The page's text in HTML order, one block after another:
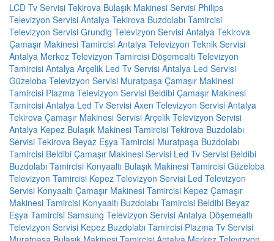
LCD Tv Servisi Tekirova Bulaşık Makinesi Servisi Philips
Televizyon Servisi Antalya Tekirova Buzdolabı Tamircisi
Televizyon Servisi Grundig Televizyon Servisi Antalya Tekirova
Çamaşır Makinesi Tamircisi Antalya Televizyon Teknik Servisi
Antalya Merkez Televizyon Tamircisi Döşemealtı Televizyon
Tamircisi Antalya Arçelik Led Tv Servisi Antalya Led Servisi
Güzeloba Televizyon Servisi Muratpaşa Çamaşır Makinesi
Tamircisi Plazma Televizyon Servisi Beldibi Çamaşır Makinesi
Tamircisi Antalya Led Tv Servisi Axen Televizyon Servisi Antalya
Tekirova Çamaşır Makinesi Servisi Arçelik Televizyon Servisi
Antalya Kepez Bulaşık Makinesi Tamircisi Tekirova Buzdolabı
Servisi Tekirova Beyaz Eşya Tamircisi Muratpaşa Buzdolabı
Tamircisi Beldibi Çamaşır Makinesi Servisi Led Tv Servisi Beldibi
Buzdolabı Tamircisi Konyaaltı Bulaşık Makinesi Tamircisi Güzeloba
Televizyon Tamircisi Kepez Televizyon Servisi Led Televizyon
Servisi Konyaaltı Çamaşır Makinesi Tamircisi Kepez Çamaşır
Makinesi Tamircisi Konyaaltı Buzdolabı Tamircisi Beldibi Beyaz
Eşya Tamircisi Samsung Televizyon Servisi Antalya Döşemealtı
Televizyon Servisi Kepez Buzdolabı Tamircisi Plazma Tv Servisi